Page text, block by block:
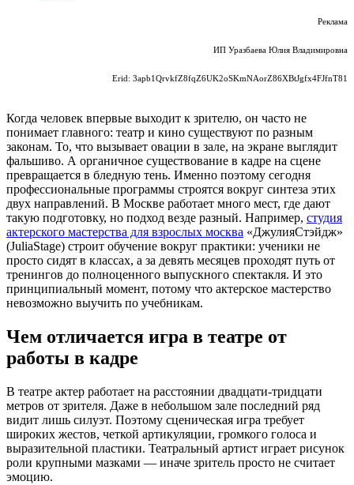
Реклама
ИП Уразбаева Юлия Владимировна
Erid: 3apb1QrvkfZ8fqZ6UK2oSKmNAorZ86XBtJgfx4FJfnT81
Когда человек впервые выходит к зрителю, он часто не
понимает главного: театр и кино существуют по разным
законам. То, что вызывает овации в зале, на экране выглядит
фальшиво. А органичное существование в кадре на сцене
превращается в бледную тень. Именно поэтому сегодня
профессиональные программы строятся вокруг синтеза этих
двух направлений. В Москве работает много мест, где дают
такую подготовку, но подход везде разный. Например, студия
актерского мастерства для взрослых москва «ДжулияСтэйдж»
(JuliaStage) строит обучение вокруг практики: ученики не
просто сидят в классах, а за девять месяцев проходят путь от
тренингов до полноценного выпускного спектакля. И это
принципиальный момент, потому что актерское мастерство
невозможно выучить по учебникам.
Чем отличается игра в театре от
работы в кадре
В театре актер работает на расстоянии двадцати-тридцати
метров от зрителя. Даже в небольшом зале последний ряд
видит лишь силуэт. Поэтому сценическая игра требует
широких жестов, четкой артикуляции, громкого голоса и
выразительной пластики. Театральный артист играет рисунок
роли крупными мазками — иначе зритель просто не считает
эмоцию.